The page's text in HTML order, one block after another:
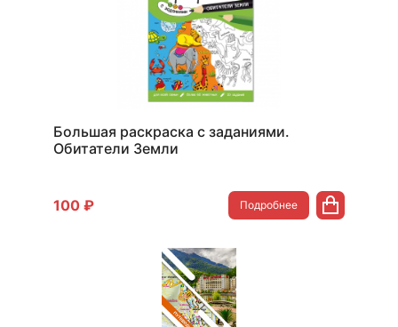
Большая раскраска с заданиями.
Обитатели Земли
100 ₽ Подробнее